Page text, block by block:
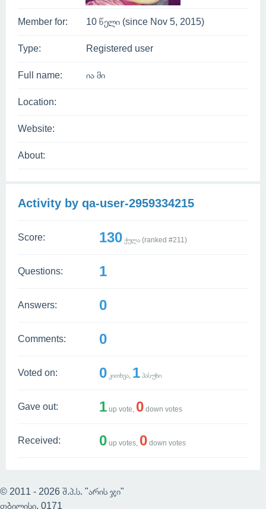
Member for: 10 წელი (since Nov 5, 2015)
Type: Registered user
Full name: ია მი
Location:
Website:
About:
Activity by qa-user-2959334215
Score: 130 ქულა (ranked #211 )
Questions: 1
Answers: 0
Comments: 0
Voted on: 0 კითხვა, 1 პასუხი
Gave out: 1 up vote, 0 down votes
Received: 0 up votes, 0 down votes
© 2011 - 2026 შ.პ.ს. "არის ჯი"
თბილისი, 0171